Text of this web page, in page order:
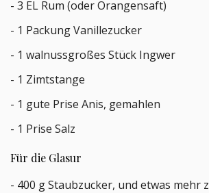
- 3 EL Rum (oder Orangensaft)
- 1 Packung Vanillezucker
- 1 walnussgroßes Stück Ingwer
- 1 Zimtstange
- 1 gute Prise Anis, gemahlen
- 1 Prise Salz
Für die Glasur
- 400 g Staubzucker, und etwas mehr